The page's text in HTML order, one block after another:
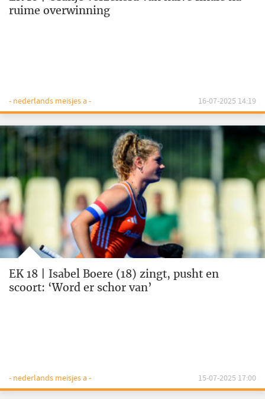
ruime overwinning
- nederlands meisjes a - 16-07-2025 14:19
EK 18 | Isabel Boere (18) zingt, pusht en
scoort: ‘Word er schor van’
- nederlands meisjes a - 15-07-2025 17:00